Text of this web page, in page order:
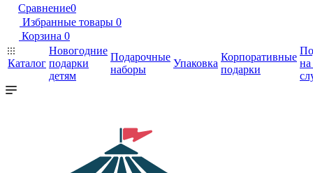
Сравнение0
Избранные товары 0
Корзина 0
Каталог
Новогодние
подарки
детям
Подарочные
наборы
Упаковка
Корпоративные
подарки
на